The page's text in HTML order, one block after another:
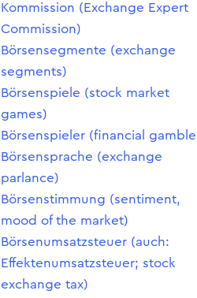
Kommission (Exchange Expert
Commission)
Börsensegmente (exchange
segments)
Börsenspiele (stock market
games)
Börsenspieler (financial
Börsensprache (exchange
parlance)
Börsenstimmung (sentiment,
mood of the market)
Börsenumsatzsteuer (auch:
Effektenumsatzsteuer; stock
exchange tax)